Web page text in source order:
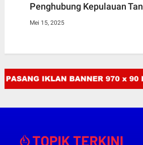
Penghubung Kepulauan
Mei 15, 2025